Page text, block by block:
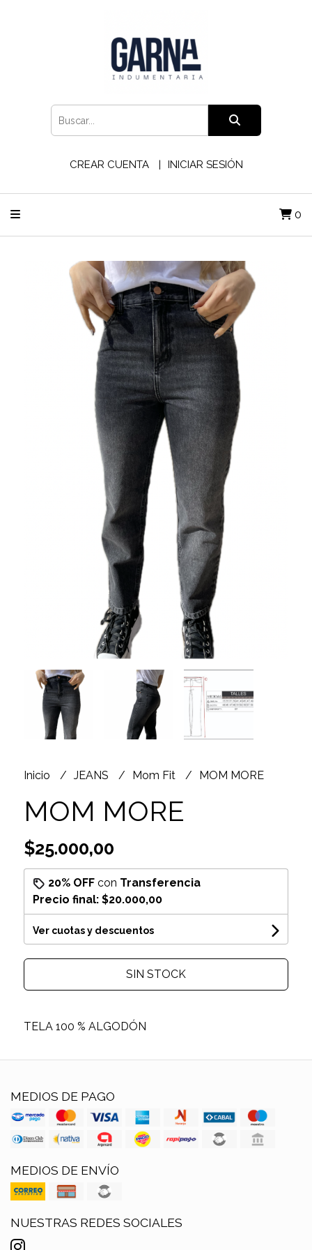
CREAR CUENTA INICIAR SESIÓN
0
Inicio JEANS Mom Fit MOM MORE
MOM MORE
$25.000,00
20% OFFcon Transferencia
Precio final: $20.000,00
Ver cuotas y descuentos
SIN STOCK
TELA 100 % ALGODÓN
MEDIOS DE PAGO
MEDIOS DE ENVÍO
NUESTRAS REDES SOCIALES